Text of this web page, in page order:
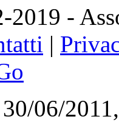
2019 -
|
06/